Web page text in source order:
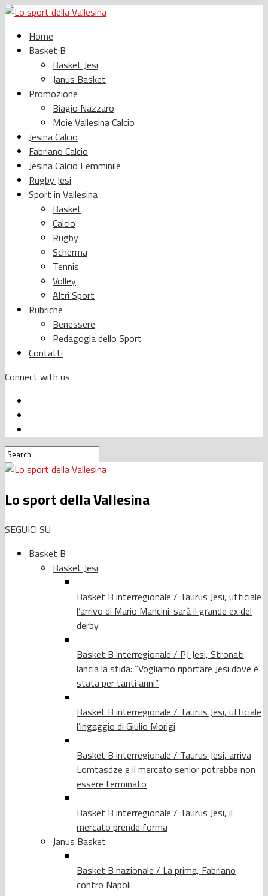
Home
Basket B
Basket Jesi
Janus Basket
Promozione
Biagio Nazzaro
Moie Vallesina Calcio
Jesina Calcio
Fabriano Calcio
Jesina Calcio Femminile
Rugby Jesi
Sport in Vallesina
Basket
Calcio
Rugby
Scherma
Tennis
Volley
Altri Sport
Rubriche
Benessere
Pedagogia dello Sport
Contatti
Connect with us
Lo sport della Vallesina
SEGUICI SU
Basket B
Basket Jesi
Basket B interregionale / Taurus Jesi, ufficiale
l’arrivo di Mario Mancini: sarà il grande ex del
derby
Basket B interregionale / PJ Jesi, Stronati
lancia la sfida: “Vogliamo riportare Jesi dove è
stata per tanti anni”
Basket B interregionale / Taurus Jesi, ufficiale
l’ingaggio di Giulio Morigi
Basket B interregionale / Taurus Jesi, arriva
Lomtasdze e il mercato senior potrebbe non
essere terminato
Basket B interregionale / Taurus Jesi, il
mercato prende forma
Janus Basket
Basket B nazionale / La prima, Fabriano
contro Napoli